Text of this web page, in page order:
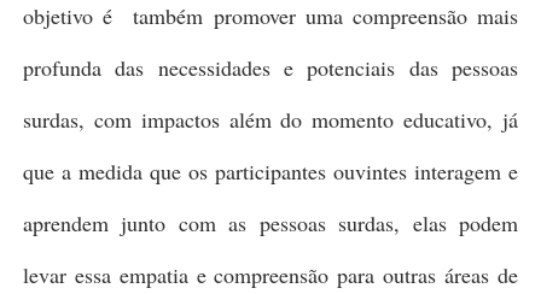
objetivo é também promover uma compreensão mais
profunda das necessidades e potenciais das pessoas
surdas, com impactos além do momento educativo, já
que a medida que os participantes ouvintes interagem e
aprendem junto com as pessoas surdas, elas podem
levar essa empatia e compreensão para outras áreas de